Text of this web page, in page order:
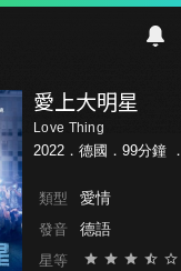
愛上大明星
Love Thing
2022．德國．99分鐘 ．
類型 愛情
發音 德語
星等